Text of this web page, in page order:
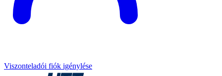
Viszonteladói fiók igénylése